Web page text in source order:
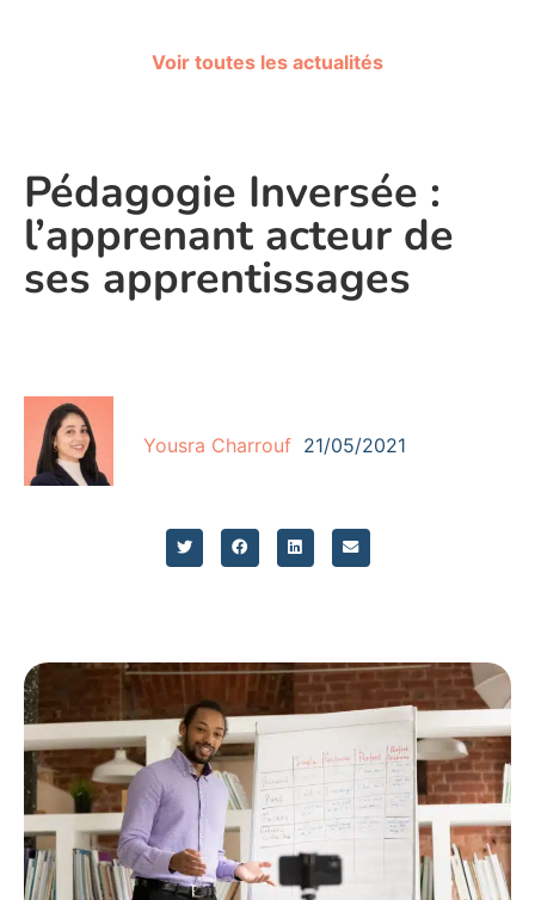
Voir toutes les actualités
Pédagogie Inversée :
l’apprenant acteur de
ses apprentissages
Yousra Charrouf 21/05/2021